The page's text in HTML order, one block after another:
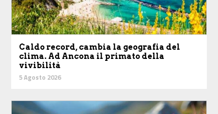
Caldo record, cambia la geografia del
clima. Ad Ancona il primato della
vivibilità
5 Agosto 2026